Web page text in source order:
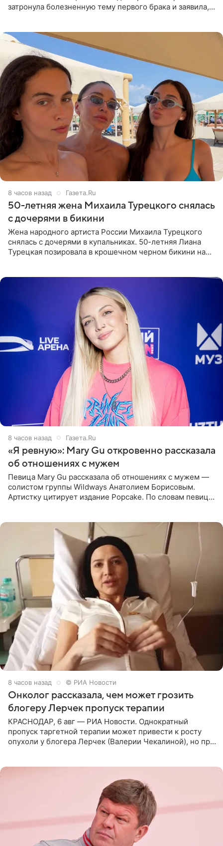
затронула болезненную тему первого брака и заявила,
8 часов назад Газета.Ru
50-летняя жена Михаила Турецкого снялась
с дочерями в бикини
Жена народного артиста России Михаила Турецкого
снялась с дочерями в купальниках. 50-летняя Лиана
Турецкая позировала в крошечном черном бикини на
8 часов назад Газета.Ru
«Я ревную»: Mary Gu откровенно рассказала
об отношениях с мужем
Певица Mary Gu рассказала об отношениях с мужем —
солистом группы Wildways Анатолием Борисовым.
Артистку цитирует издание Popcake. По словам певицы,
8 часов назад © РИА Новости
Онколог рассказала, чем может грозить
блогеру Лерчек пропуск терапии
КРАСНОДАР, 6 авг — РИА Новости. Однократный
пропуск таргетной терапии может привести к росту
опухоли у блогера Лерчек (Валерии Чекалиной), но при